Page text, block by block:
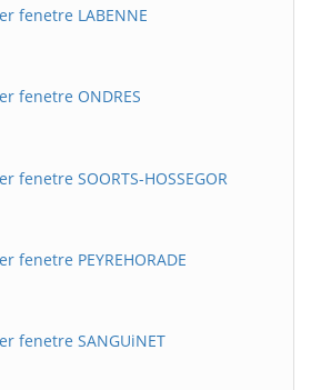
fenetre LABENNE
fenetre ONDRES
fenetre SOORTS-HOSSEGOR
fenetre PEYREHORADE
fenetre SANGUiNET